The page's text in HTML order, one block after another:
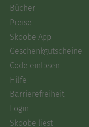
Bücher
Preise
Skoobe App
Geschenkgutscheine
Code einlösen
Hilfe
Barrierefreiheit
Login
Skoobe liest